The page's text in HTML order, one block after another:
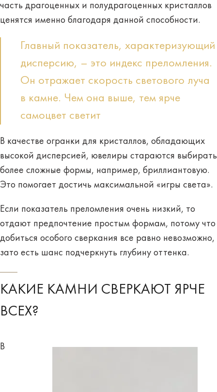
часть драгоценных и полудрагоценных кристаллов
ценятся именно благодаря данной способности.
Главный показатель, характеризующий
дисперсию, – это индекс преломления.
Он отражает скорость светового луча
в камне. Чем она выше, тем ярче
самоцвет светит
В качестве огранки для кристаллов, обладающих
высокой дисперсией, ювелиры стараются выбирать
более сложные формы, например, бриллиантовую.
Это помогает достичь максимальной «игры света».
Если показатель преломления очень низкий, то
отдают предпочтение простым формам, потому что
добиться особого сверкания все равно невозможно,
зато есть шанс подчеркнуть глубину оттенка.
КАКИЕ КАМНИ СВЕРКАЮТ ЯРЧЕ
ВСЕХ?
В